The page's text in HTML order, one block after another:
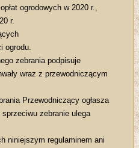
ogrodowych w 2020 r.,
r.
ogrodu.
zebrania podpisuje
wraz z przewodniczącym
Przewodniczący ogłasza
zebranie ulega
niniejszym regulaminem ani